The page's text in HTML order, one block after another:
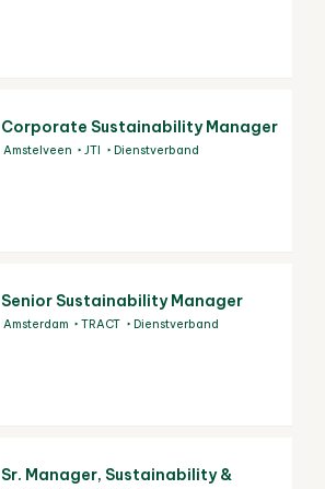
Corporate Sustainability Manager
Amstelveen JTI Dienstverband
Senior Sustainability Manager
Amsterdam TRACT Dienstverband
Sr. Manager, Sustainability &